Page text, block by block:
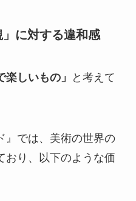
に対する違和感
しいもの」
と考えて
では、 美術の世界の
おり、以下のような価